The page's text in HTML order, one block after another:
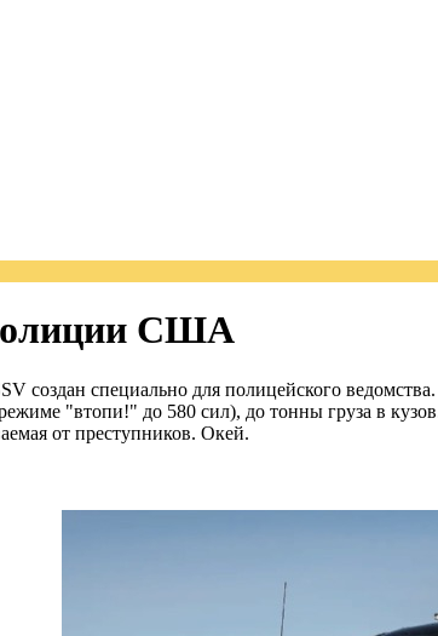
США
создан специально для полицейского
"втопи!" до 580 сил), до тонны груза в
от преступников. Окей.